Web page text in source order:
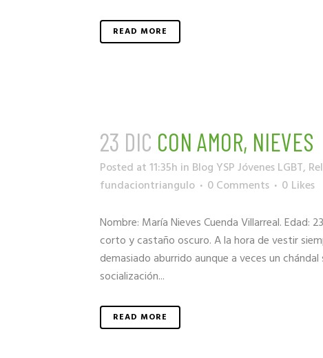
READ MORE
23 DIC CON AMOR, NIEVES
Posted at 11:35h in Blog YSP Jóvenes LGBT,
fundaciontriangulo
0 Comments 0 Likes
Nombre: María Nieves Cuenda Villarreal. Edad:
corto y castaño oscuro. A la hora de vestir
demasiado aburrido aunque a veces un
socialización...
READ MORE